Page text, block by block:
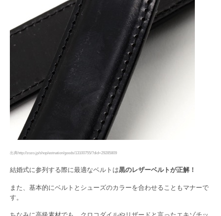
出典http://zozo.jp/shop/estnation/goods/13100755/?did=29285809
結婚式に参列する際に最適なベルトは黒のレザーベルトが正解！
また、基本的にベルトとシューズのカラーを合わせることもマナーで
す。